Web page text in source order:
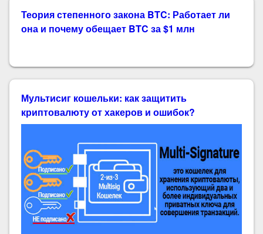
Теория степенного закона BTC: Работает ли
она и почему обещает BTC за $1 млн
Мультисиг кошельки: как защитить
криптовалюту от хакеров и ошибок?